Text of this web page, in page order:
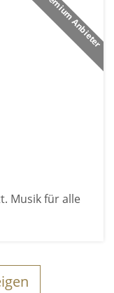
Premium Anbieter
Musik für alle